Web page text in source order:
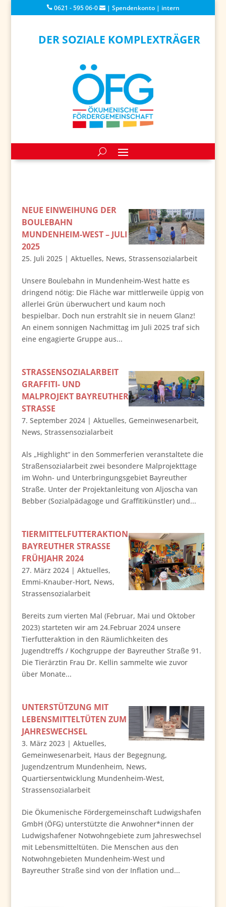
0621 - 595 06-0 | Spendenkonto| intern
DER SOZIALE KOMPLEXTRÄGER
NEUE EINWEIHUNG DER
BOULEBAHN
MUNDENHEIM-WEST – JULI
2025
25. Juli 2025| Aktuelles, News, Strassensozialarbeit
Unsere Boulebahn in Mundenheim-West hatte es
dringend nötig: Die Fläche war mittlerweile üppig von
allerlei Grün überwuchert und kaum noch
bespielbar. Doch nun erstrahlt sie in neuem Glanz!
An einem sonnigen Nachmittag im Juli 2025 traf sich
eine engagierte Gruppe aus...
STRASSENSOZIALARBEIT
GRAFFITI- UND
MALPROJEKT BAYREUTHER
STRASSE
7. September 2024| Aktuelles, Gemeinwesenarbeit,
News, Strassensozialarbeit
Als „Highlight“ in den Sommerferien veranstaltete die
Straßensozialarbeit zwei besondere Malprojekttage
im Wohn- und Unterbringungsgebiet Bayreuther
Straße. Unter der Projektanleitung von Aljoscha van
Bebber (Sozialpädagoge und Graffitikünstler) und...
TIERMITTELFUTTERAKTION
BAYREUTHER STRASSE F
RÜHJAHR 2024
27. März 2024| Aktuelles,
Emmi-Knauber-Hort, News,
Strassensozialarbeit
Bereits zum vierten Mal (Februar, Mai und Oktober
2023) starteten wir am 24.Februar 2024 unsere
Tierfutteraktion in den Räumlichkeiten des
Jugendtreffs / Kochgruppe der Bayreuther Straße 91.
Die Tierärztin Frau Dr. Kellin sammelte wie zuvor
über Monate...
UNTERSTÜTZUNG MIT
LEBENSMITTELTÜTEN ZUM
JAHRESWECHSEL
3. März 2023| Aktuelles,
Gemeinwesenarbeit, Haus der Begegnung,
Jugendzentrum Mundenheim, News,
Quartiersentwicklung Mundenheim-West,
Strassensozialarbeit
Die Ökumenische Fördergemeinschaft Ludwigshafen
GmbH (ÖFG) unterstützte die Anwohner*innen der
Ludwigshafener Notwohngebiete zum Jahreswechsel
mit Lebensmitteltüten. Die Menschen aus den
Notwohngebieten Mundenheim-West und
Bayreuther Straße sind von der Inflation und...